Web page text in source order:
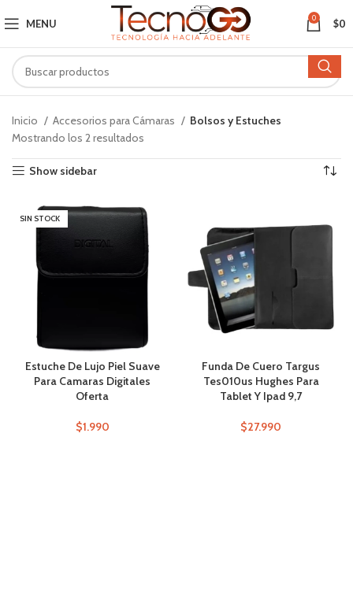
MENU 0 $0
Inicio Accesorios para Cámaras
Bolsos y Estuches
Mostrando los 2 resultados
Show sidebar
SIN STOCK
Estuche De Lujo Piel Suave
Para Camaras Digitales
Oferta
$1.990
Funda De Cuero Targus
Tes010us Hughes Para
Tablet Y Ipad 9,7
$27.990